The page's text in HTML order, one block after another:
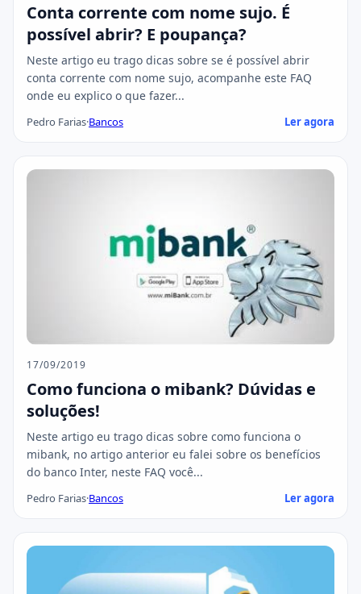
Conta corrente com nome sujo. É
possível abrir? E poupança?
Neste artigo eu trago dicas sobre se é possível abrir
conta corrente com nome sujo, acompanhe este FAQ
onde eu explico o que fazer...
Pedro Farias·Bancos Ler agora
17/09/2019
Como funciona o mibank? Dúvidas e
soluções!
Neste artigo eu trago dicas sobre como funciona o
mibank, no artigo anterior eu falei sobre os benefícios
do banco Inter, neste FAQ você...
Pedro Farias·Bancos Ler agora